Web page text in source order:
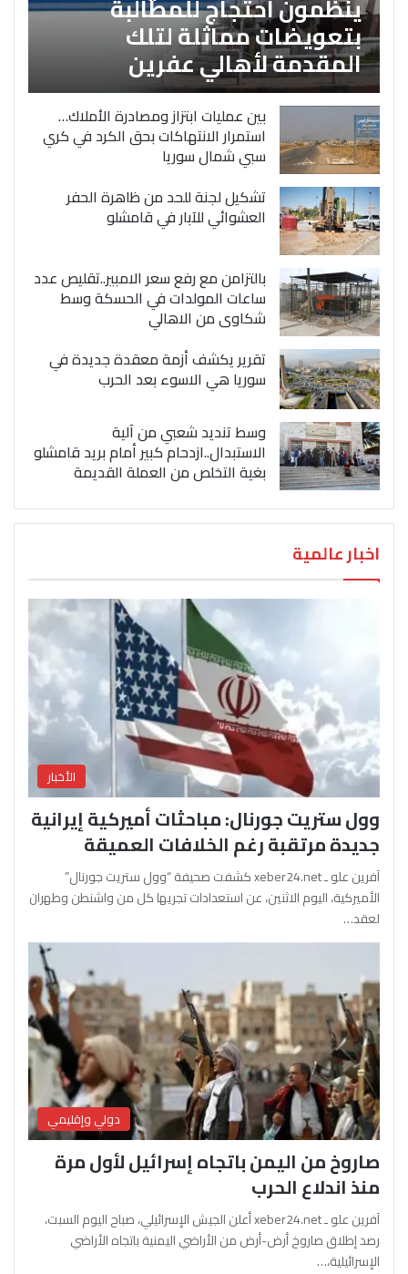
بتعويضات مماثلة لتلك
المقدمة لأهالي عفرين
بين عمليات ابتزاز ومصادرة الأملاك…
استمرار الانتهاكات بحق الكرد في كري
سبي شمال سوريا
تشكيل لجنة للحد من ظاهرة الحفر
العشوائي للآبار في قامشلو
بالتزامن مع رفع سعر الامبير..تقليص عدد
ساعات المولدات في الحسكة وسط
شكاوى من الاهالي
تقرير يكشف أزمة معقدة جديدة في
سوريا هي الاسوء بعد الحرب
وسط تنديد شعبي من آلية
الاستبدال..ازدحام كبير أمام بريد قامشلو
بغية التخلص من العملة القديمة
اخبار عالمية
الأخبار
وول ستريت جورنال: مباحثات أميركية إيرانية
جديدة مرتقبة رغم الخلافات العميقة
آفرين علو ـ xeber24.net كشفت صحيفة “وول ستريت جورنال”
الأميركية، اليوم الاثنين، عن استعدادات تجريها كل من واشنطن وطهران
لعقد…
دولي وإقليمي
صاروخ من اليمن باتجاه إسرائيل لأول مرة
منذ اندلاع الحرب
آفرين علو ـ xeber24.net أعلن الجيش الإسرائيلي، صباح اليوم السبت،
رصد إطلاق صاروخ أرض-أرض من الأراضي اليمنية باتجاه الأراضي
الإسرائيلية،…